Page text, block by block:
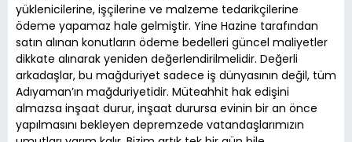
yüklenicilerine, işçilerine ve malzeme tedarikçilerine
ödeme yapamaz hale gelmiştir. Yine Hazine tarafından
satın alınan konutların ödeme bedelleri güncel maliyetler
dikkate alınarak yeniden değerlendirilmelidir. Değerli
arkadaşlar, bu mağduriyet sadece iş dünyasının değil, tüm
Adıyaman’ın mağduriyetidir. Müteahhit hak edişini
almazsa inşaat durur, inşaat durursa evinin bir an önce
yapılmasını bekleyen depremzede vatandaşlarımızın